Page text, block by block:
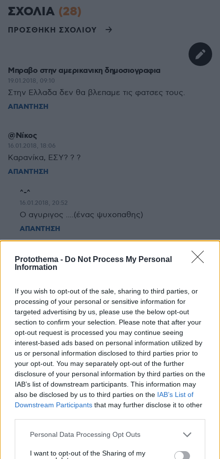
Protothema - Do Not Process My Personal
Information
If you wish to opt-out of the sale, sharing to third parties, or
processing of your personal or sensitive information for
targeted advertising by us, please use the below opt-out
section to confirm your selection. Please note that after your
opt-out request is processed you may continue seeing
interest-based ads based on personal information utilized by
us or personal information disclosed to third parties prior to
your opt-out. You may separately opt-out of the further
disclosure of your personal information by third parties on the
IAB’s list of downstream participants. This information may
also be disclosed by us to third parties on the IAB’s List of
Downstream Participants that may further disclose it to other
Please note that this website/app uses one or more Google
not limited to your visit or usage behaviour. You may click to
Personal Data Processing Opt Outs
I want to opt-out of the Sharing of my
ΣΧΟΛΙΑ (28)
ΠΡΟΣΘΗΚΗ ΣΧΟΛΙΟΥ
Μπραβο στην αμερικανικη δημοσιογραφια
19.01.2018, 09:10
Στην Ελλαδα δεν θα βλεπαμε τις φατσες τους.
ΑΠΑΝΤΗΣΗ
@Νίκος
16.01.2018, 18:06
Καρανίκα, ΕΣΥ? ? ?
ΑΠΑΝΤΗΣΗ
^-^
16.01.2018, 20:52
Ο αγυριγος ....(ένας ψυχοπαθης)
ΑΠΑΝΤΗΣΗ
123
16.01.2018, 17:29
ΑΠΑΝΤΗΣΗ
Με συνοπτικες διαδικασιες..
16.01.2018, 17:13
....κρεμασμα και καψιμο. Μολυνουν τη λεξη
ανθρωπος. Αν ενας βιαστης τρωει 10 χρονια, αυτα τα
τερατα που βιαζαν καθημερινα επι χρονια τα παιδια,
τι αλλη ποινη τους αναλογει;
ΑΠΑΝΤΗΣΗ
16.01.2018, 16:14